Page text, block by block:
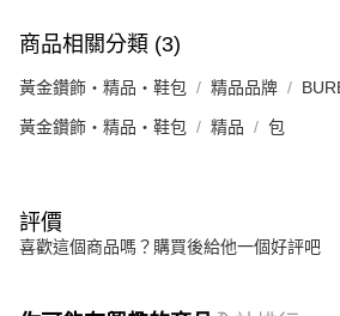
商品相關分類 (3)
黃金鑽飾・精品・鞋包 精品品牌
黃金鑽飾・精品・鞋包 精品 包
評價
喜歡這個商品嗎？購買後給他一個好評吧